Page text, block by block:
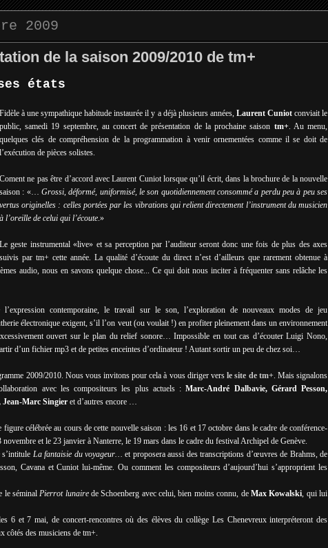
2009
de la saison 2009/2010 de tm+
états
Fidèle à une sympathique habitude instaurée il y a déjà plusieurs années, Laurent Cuniotconviait le
public, samedi 19 septembre, au concert de présentation de la prochaine saison tm+. Au menu,
quelques clés de compréhension de la programmation à venir ornementées comme il se doit de
l’exécution de pièces solistes.
Coment ne pas être d’accord avec Laurent Cuniot lorsque qu’il écrit, dans la brochure de la nouvelle
saison : «… Grossi, déformé, uniformisé, le son quotidiennement consommé a perdu peu à peu ses
vertus originelles : celles portées par les vibrations qui relient directement l’instrument du musicien
à l’oreille de celui qui l’écoute .»
Le geste instrumental «live» et sa perception par l’auditeur seront donc une fois de plus des axes
suivis par tm+ cette année. La qualité d’écoute du direct n’est d’ailleurs que rarement obtenue à
audio, nous en savons quelque chose... Ce qui doit nous inciter à fréquenter sans relâche les
l’expression contemporaine, le travail sur le son, l’exploration de nouveaux modes de jeu
électronique exigent, s’il l’on veut (ou voulait !) en profiter pleinement dans un environnement
ouvert sur le plan du relief sonore… Impossible en tout cas d’écouter Luigi Nono,
d’un fichier mp3 et de petites enceintes d’ordinateur ! Autant sortir un peu de chez soi…
2009/2010. Nous vous invitons pour cela à vous diriger versle site de tm+. Mais signalons
avec les compositeurs les plus actuels :Marc-André Dalbavie, Gérard Pesson,
Marc Singier et d’autres encore …
figure célébrée au cours de cette nouvelle saison : les 16 et 17 octobre dans le cadre de conférence-
et le 23 janvier à Nanterre, le 19 mars dans le cadre du festival Archipel de Genève.
La fantaisie du voyageur…
et proposera aussi des transcriptions d’œuvres de Brahms, de
Cavana et Cuniot lui-même. Ou comment les compositeurs d’aujourd’hui s’approprient les
le séminal Pierrot lunairede Schoenberg avec celui, bien moins connu, de Max Kowalski , qui lui
6 et 7 mai, de concert-rencontres où des élèves du collège Les Chenevreux interpréteront des
côtés des musiciens de tm+.